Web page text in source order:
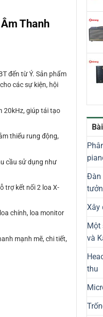
Đàn
Xây
Một
và
thu
Thanh
đến từ Ý. Sản phẩm
các sự kiện, hội
20kHz, giúp tái tạo
thiểu rung động,
cầu sử dụng như
trợ kết nối 2 loa X-
chính, loa monitor
mạnh mẽ, chi tiết,